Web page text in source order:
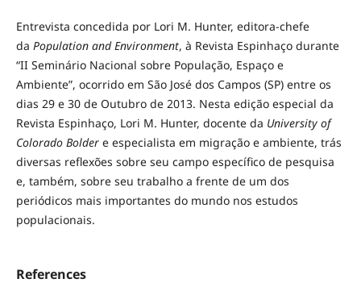
Entrevista concedida por Lori M. Hunter, editora-chefe
da Population and Environment, à Revista Espinhaço durante
“II Seminário Nacional sobre População, Espaço e
Ambiente”, ocorrido em São José dos Campos (SP) entre os
dias 29 e 30 de Outubro de 2013. Nesta edição especial da
Revista Espinhaço, Lori M. Hunter, docente da University of
Colorado Bolder e especialista em migração e ambiente, trás
diversas reflexões sobre seu campo específico de pesquisa
e, também, sobre seu trabalho a frente de um dos
periódicos mais importantes do mundo nos estudos
populacionais.
References